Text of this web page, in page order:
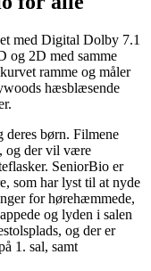
med Digital Dolby 7.1
og 2D med samme
ramme og måler
hæsblæsende
børn. Filmene
og der vil være
SeniorBio er
som har lyst til at nyde
for hørehæmmede,
og lyden i salen
og der er
1. sal, samt